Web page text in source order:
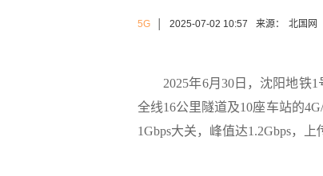
5G 2025-07-02 10:57 来源： 北国网
2025年6月30日，沈阳地铁1
全线16公里隧道及10座车站的
1Gbps大关，峰值达1.2Gbps，